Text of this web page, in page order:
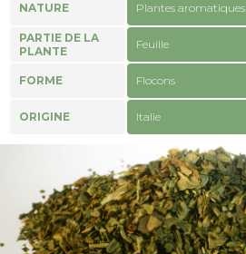
NATURE Plantes aromatiques
PARTIE DE LA
PLANTE
Feuille
FORME Flocons
ORIGINE Italie